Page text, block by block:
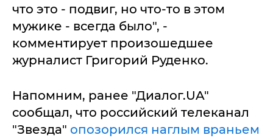
что это - подвиг, но что-то в этом
мужике - всегда было", -
комментирует произошедшее
журналист Григорий Руденко.
Напомним, ранее "Диалог.UA"
сообщал, что российский телеканал
"Звезда" опозорился наглым враньем